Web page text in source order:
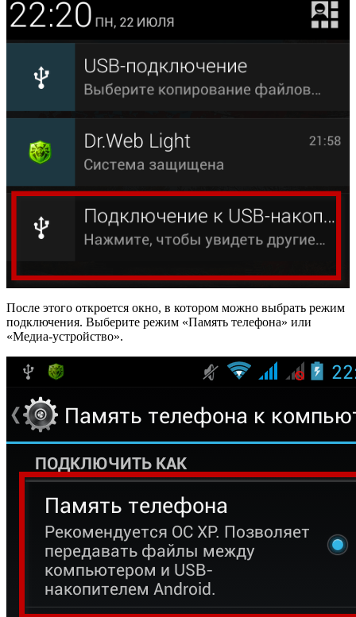
После этого откроется окно, в котором можно выбрать режим
подключения. Выберите режим «Память телефона» или
«Медиа-устройство».